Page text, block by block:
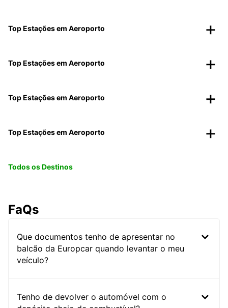
Top Estações em Aeroporto
Top Estações em Aeroporto
Top Estações em Aeroporto
Top Estações em Aeroporto
Todos os Destinos
FaQs
Que documentos tenho de apresentar no
balcão da Europcar quando levantar o meu
veículo?
Tenho de devolver o automóvel com o